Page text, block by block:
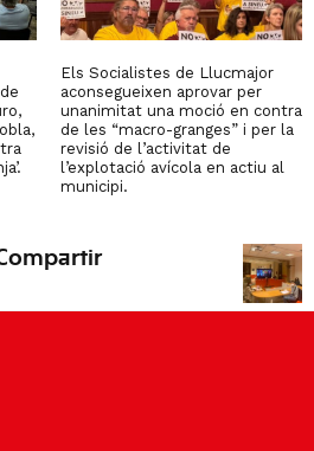
Els Socialistes de Llucmajor
aconsegueixen aprovar per
unanimitat una moció en contra
de les “macro-granges” i per la
revisió de l’activitat de
l’explotació avícola en actiu al
municipi.